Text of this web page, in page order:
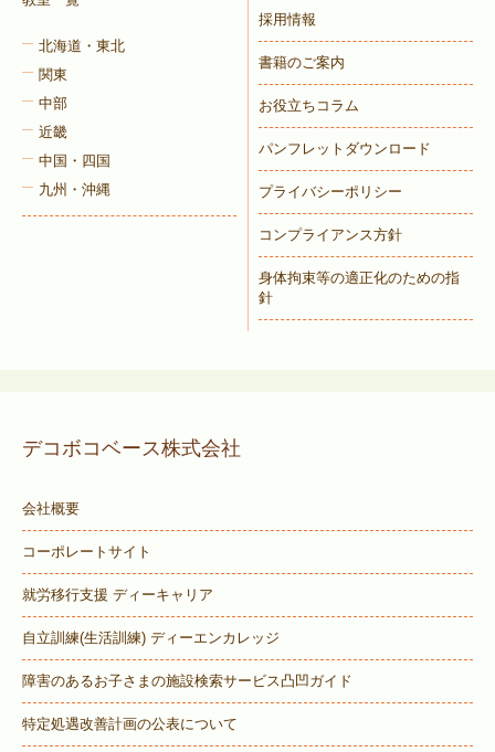
北海道・東北
関東
中部
近畿
中国・四国
九州・沖縄
採用情報
書籍のご案内
お役立ちコラム
パンフレットダウンロード
プライバシーポリシー
コンプライアンス方針
身体拘束等の適正化のための指
針
デコボコベース株式会社
会社概要
コーポレートサイト
就労移行支援 ディーキャリア
自立訓練(生活訓練) ディーエンカレッジ
障害のあるお子さまの施設検索サービス凸凹ガイド
特定処遇改善計画の公表について